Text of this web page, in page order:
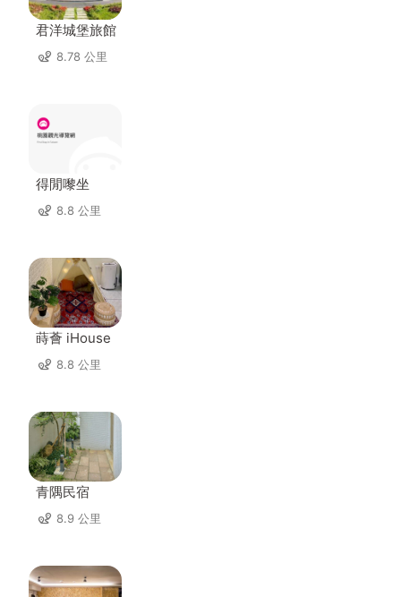
君洋城堡旅館
8.78 公里
得閒嚟坐
8.8 公里
蒔薈 iHouse
8.8 公里
青隅民宿
8.9 公里